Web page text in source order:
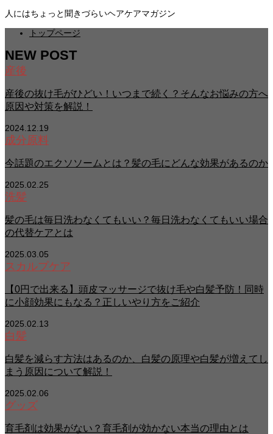
人にはちょっと聞きづらいヘアケアマガジン
トップページ
NEW POST
産後
産後の抜け毛がひどい！いつまで続く？そんなお悩みの方へ
原因や対策を解説！
2024.12.19
成分原料
今話題のエクソソームとは？髪の毛にどんな効果があるのか
2025.02.25
洗髪
髪の毛は毎日洗わなくてもいい？毎日洗わなくてもいい場合
の代替ケアとは
2025.03.05
スカルプケア
【0円で出来る】頭皮マッサージで抜け毛や白髪予防！同時
に小顔効果にもなる？正しいやり方をご紹介
2025.02.13
白髪
白髪を減らす方法はあるのか、白髪の原理や白髪が増えてし
まう原因について解説！
2025.02.06
グッズ
育毛剤は効果がない？育毛剤が効かない本当の理由とは